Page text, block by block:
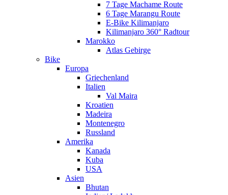
7 Tage Machame Route
6 Tage Marangu Route
E-Bike Kilimanjaro
Kilimanjaro 360° Radtour
Marokko
Atlas Gebirge
Bike
Europa
Griechenland
Italien
Val Maira
Kroatien
Madeira
Montenegro
Russland
Amerika
Kanada
Kuba
USA
Asien
Bhutan